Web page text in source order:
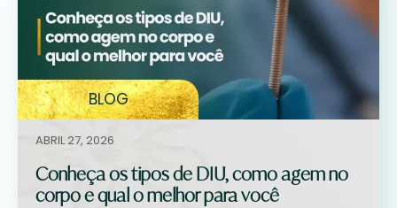
BLOG
ABRIL 27, 2026
Conheça os tipos de DIU, como agem no
corpo e qual o melhor para você